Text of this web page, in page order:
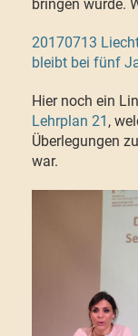
bringen würde.
20170713
bleibt bei fünf
Hier noch ein
Lehrplan 21 ,
Überlegungen
war.